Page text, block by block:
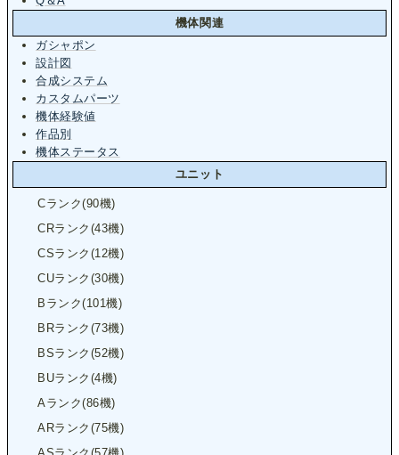
機体関連
ガシャポン
設計図
合成システム
カスタムパーツ
機体経験値
作品別
機体ステータス
ユニット
Cランク(90機)
CRランク(43機)
CSランク(12機)
CUランク(30機)
Bランク(101機)
BRランク(73機)
BSランク(52機)
BUランク(4機)
Aランク(86機)
ARランク(75機)